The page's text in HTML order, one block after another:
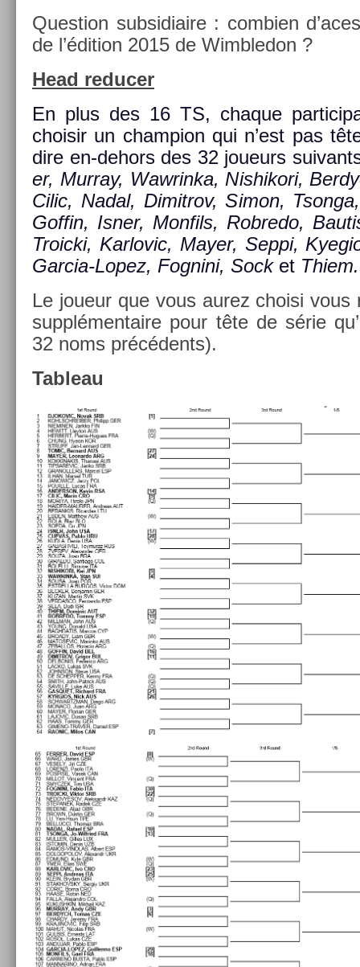
Ques­tion sub­sidiaire : com­bi­en
de l’édi­tion 2015 de Wimbledon ?
Head re­duc­er
En plus des 16 TS, chaque
choisir un champ­ion qui n’est pas
dire en-dehors des 32 joueurs
er, Mur­ray, Waw­rinka, Nis­hikori,
Cilic, Nadal, Di­mit­rov, Simon,
Gof­fin, Isner, Mon­fils, Rob­redo,
Troic­ki, Kar­lovic, Mayer, Seppi,
Garcia-Lopez, Fog­nini, Sock et Thiem.
Le joueur que vous aurez choisi vous
sup­plémen­taire pour tête de série
32 noms précédents).
Tab­leau